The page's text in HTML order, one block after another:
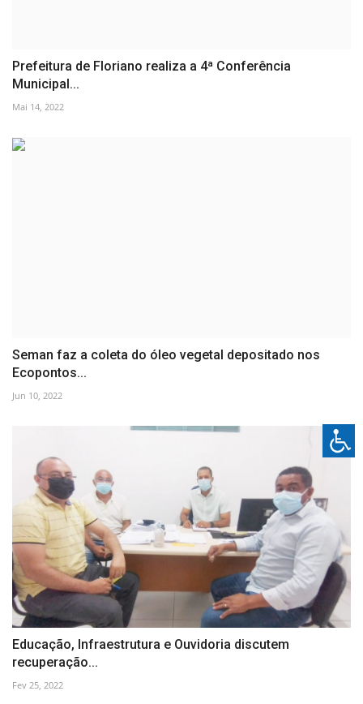
Prefeitura de Floriano realiza a 4ª Conferência
Municipal...
Mai 14, 2022
Seman faz a coleta do óleo vegetal depositado nos
Ecopontos...
Jun 10, 2022
Educação, Infraestrutura e Ouvidoria discutem
recuperação...
Fev 25, 2022